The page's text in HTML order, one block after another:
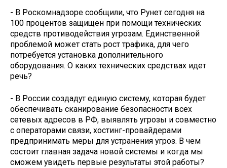
- В Роскомнадзоре сообщили, что Рунет сегодня на
100 процентов защищен при помощи технических
средств противодействия угрозам. Единственной
проблемой может стать рост трафика, для чего
потребуется установка дополнительного
оборудования. О каких технических средствах идет
речь?
- В России создадут единую систему, которая будет
обеспечивать сканирование безопасности всех
сетевых адресов в РФ, выявлять угрозы и совместно
с операторами связи, хостинг-провайдерами
предпринимать меры для устранения угроз. В чем
состоит главная задача новой системы и когда мы
сможем увидеть первые результаты этой работы?